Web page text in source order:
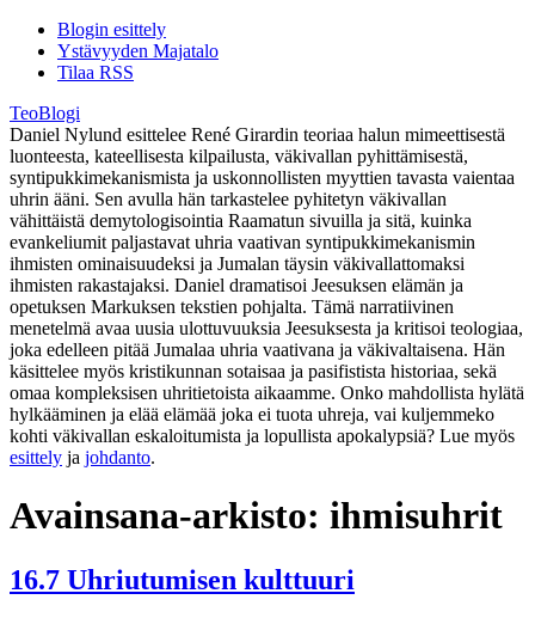
Blogin esittely
Ystävyyden Majatalo
Tilaa RSS
TeoBlogi
Daniel Nylund esittelee René Girardin teoriaa halun mimeettisestä
luonteesta, kateellisesta kilpailusta, väkivallan pyhittämisestä,
syntipukkimekanismista ja uskonnollisten myyttien tavasta vaientaa
uhrin ääni. Sen avulla hän tarkastelee pyhitetyn väkivallan
vähittäistä demytologisointia Raamatun sivuilla ja sitä, kuinka
evankeliumit paljastavat uhria vaativan syntipukkimekanismin
ihmisten ominaisuudeksi ja Jumalan täysin väkivallattomaksi
ihmisten rakastajaksi. Daniel dramatisoi Jeesuksen elämän ja
opetuksen Markuksen tekstien pohjalta. Tämä narratiivinen
menetelmä avaa uusia ulottuvuuksia Jeesuksesta ja kritisoi teologiaa,
joka edelleen pitää Jumalaa uhria vaativana ja väkivaltaisena. Hän
käsittelee myös kristikunnan sotaisaa ja pasifistista historiaa, sekä
omaa kompleksisen uhritietoista aikaamme. Onko mahdollista hylätä
hylkääminen ja elää elämää joka ei tuota uhreja, vai kuljemmeko
kohti väkivallan eskaloitumista ja lopullista apokalypsiä? Lue myös
esittely ja johdanto.
Avainsana-arkisto: ihmisuhrit
16.7 Uhriutumisen kulttuuri